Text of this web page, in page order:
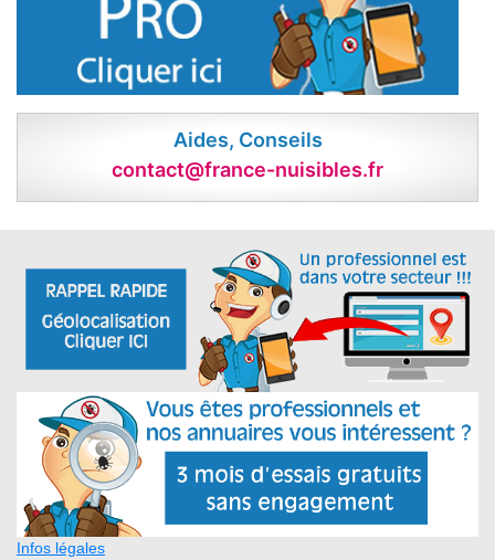
Aides, Conseils
contact@france-nuisibles.fr
Infos légales